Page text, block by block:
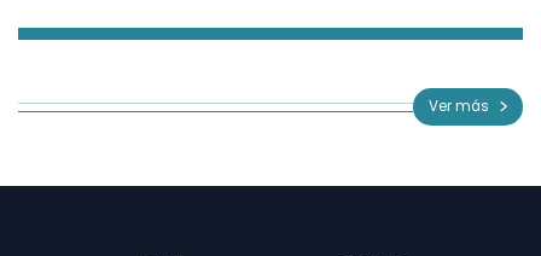
3
Ver más